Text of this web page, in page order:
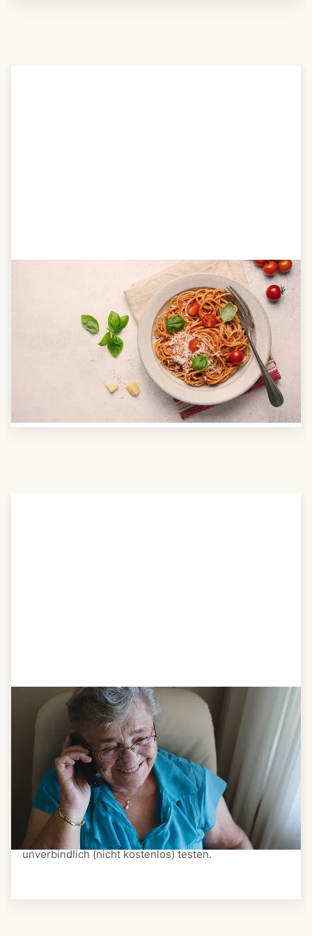
Anbieter finden
Nutzen Sie unsere große Mahlzeiten-Dienst-Suche,
um herauszufinden, welche Anbieter es in Ihrer
Region gibt und welcher am besten zu Ihnen passt.
Verschaffen Sie sich auch einen Überblick über die
Essen auf Rädern-Kosten.
Schritt 3
Bestellen & liefern lassen
Suchen Sie sich aus dem Speiseplan Ihres Anbieters
aus, was Ihnen schmeckt. Bestellen Sie telefonisch,
schriftlich oder im Online-Shop Ihres Anbieters.
Ein Kurier liefert Ihnen das bestellte Essen zum
vereinbarten Zeitpunkt nach Hause. Bei vielen
Anbietern können Sie Essen auf Rädern auch
unverbindlich (nicht kostenlos) testen.